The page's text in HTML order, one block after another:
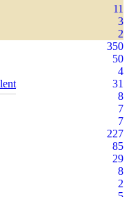
11
3
2
350
50
4
31
8
7
7
227
85
29
8
2